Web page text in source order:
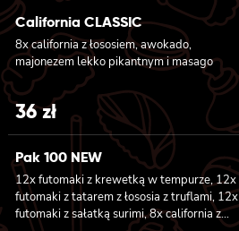
California CLASSIC
8x california z łososiem, awokado,
majonezem lekko pikantnym i masago
36zł
Pak 100 NEW
12x futomaki z krewetką w tempurze, 12x
futomaki z tatarem z łososia z truflami, 12x
futomaki z sałatką surimi, 8x california z